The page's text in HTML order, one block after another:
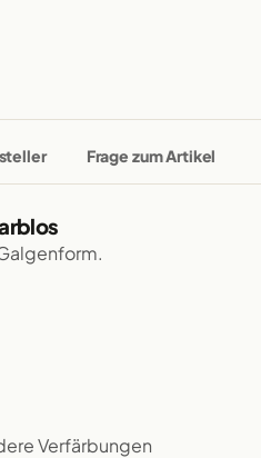
Frage zum Artikel
Verfärbungen